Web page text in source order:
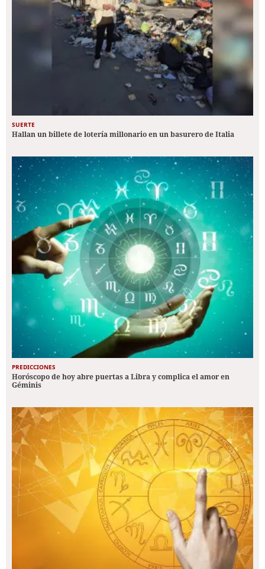
SUERTE
Hallan un billete de lotería millonario en un basurero de Italia
PREDICCIONES
Horóscopo de hoy abre puertas a Libra y complica el amor en
Géminis